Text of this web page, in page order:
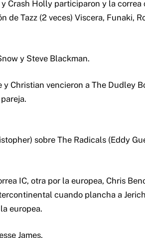
Crash Holly participaron y la correa
de Tazz (2 veces) Viscera, Funaki,
y Steve Blackman.
Christian vencieron a The Dudley
sobre The Radicals (Eddy
IC, otra por la europea, Chris
cuando plancha a
europea.
James.